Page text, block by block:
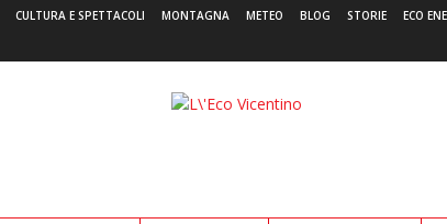
CULTURA E SPETTACOLI MONTAGNA METEO BLOG STORIE ECO
L'Eco